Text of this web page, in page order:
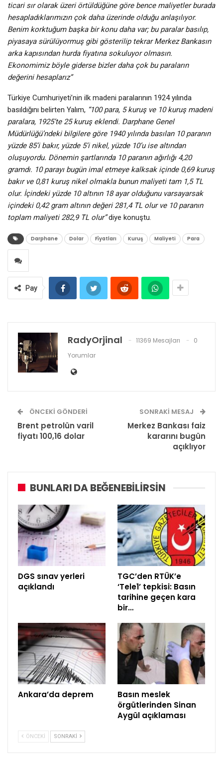
ticari sır olarak üzeri örtüldüğüne göre bence maliyetler burada
hesapladıklarımızın çok daha üzerinde olduğu anlaşılıyor.
Benim korktuğum başka bir konu daha var; bu paralar basılıp,
piyasaya sürülüyormuş gibi gösterilip tekrar Merkez Bankasın
arka kapısından hurda fiyatına sokuluyor olmasın.
Ekonomimiz böyle giderse bizler daha çok bu paraların
değerini hesaplarız”
Türkiye Cumhuriyeti’nin ilk madeni paralarının 1924 yılında
basıldığını belirten Yalım, “100 para, 5 kuruş ve 10 kuruş madeni
paralara, 1925’te 25 kuruş eklendi. Darphane Genel
Müdürlüğü’ndeki bilgilere göre 1940 yılında basılan 10 paranın
yüzde 85’i bakır, yüzde 5’i nikel, yüzde 10’u ise altından
oluşuyordu. Dönemin şartlarında 10 paranın ağırlığı 4,20
gramdı. 10 parayı bugün imal etmeye kalksak içinde 0,69 kuruş
bakır ve 0,81 kuruş nikel olmakla bunun maliyeti tam 1,5 TL
olur. İçindeki yüzde 10 altının 18 ayar olduğunu varsayarsak
içindeki 0,42 gram altının değeri 281,4 TL olur ve 10 paranın
toplam maliyeti 282,9 TL olur”diye konuştu.
Darphane Dolar Fi̇yatları Kuruş Maliyeti Para
Pay
RadyOrjinal 11369 Mesajları
0
Yorumlar
ÖNCEKI GÖNDERI
Brent petrolün varil
fiyatı 100,16 dolar
SONRAKI MESAJ
Merkez Bankası faiz
kararını bugün
açıklıyor
BUNLARI DA BEĞENEBILIRSIN
DGS sınav yerleri
açıklandı
TGC’den RTÜK’e
‘Tele1’ tepkisi: Basın
tarihine geçen kara
bir…
Ankara’da deprem
Basın meslek
örgütlerinden Sinan
Aygül açıklaması
ÖNCEKI SONRAKI